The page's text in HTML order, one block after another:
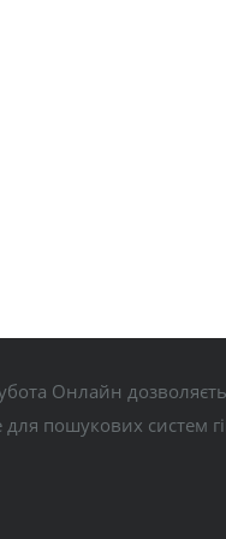
Онлайн
пошукових систем